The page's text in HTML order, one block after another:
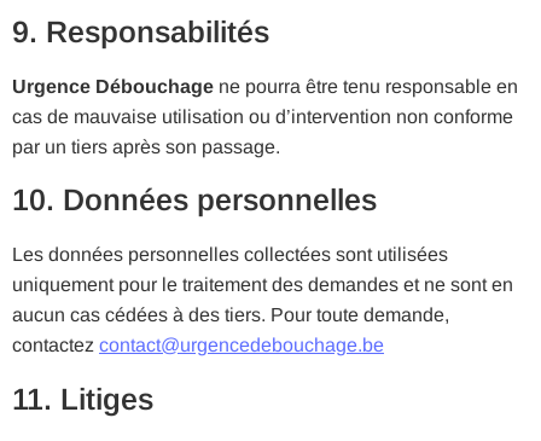
9. Responsabilités
Urgence Débouchage ne pourra être tenu responsable en
cas de mauvaise utilisation ou d’intervention non conforme
par un tiers après son passage.
10. Données personnelles
Les données personnelles collectées sont utilisées
uniquement pour le traitement des demandes et ne sont en
aucun cas cédées à des tiers. Pour toute demande,
contactez contact@urgencedebouchage.be
11. Litiges